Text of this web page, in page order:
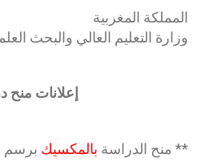
المملكة المغربية
وزارة التعليم العالي والبحث
إعلانات منح
** منح الدراسة بالمكسيك